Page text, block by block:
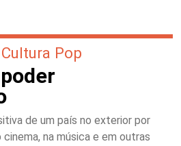
Pop
de um país no exterior por
na música e em outras